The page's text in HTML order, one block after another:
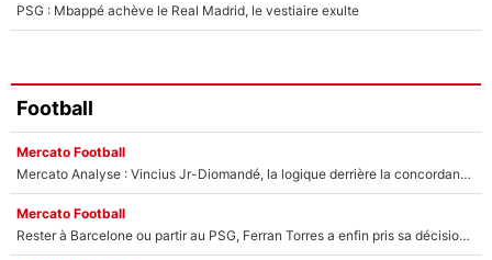
PSG : Mbappé achève le Real Madrid, le vestiaire exulte
Football
Mercato Football
Mercato Analyse : Vincius Jr-Diomandé, la logique derrière la concordance des temps
Mercato Football
Rester à Barcelone ou partir au PSG, Ferran Torres a enfin pris sa décision : La course contre la montre est lancée !